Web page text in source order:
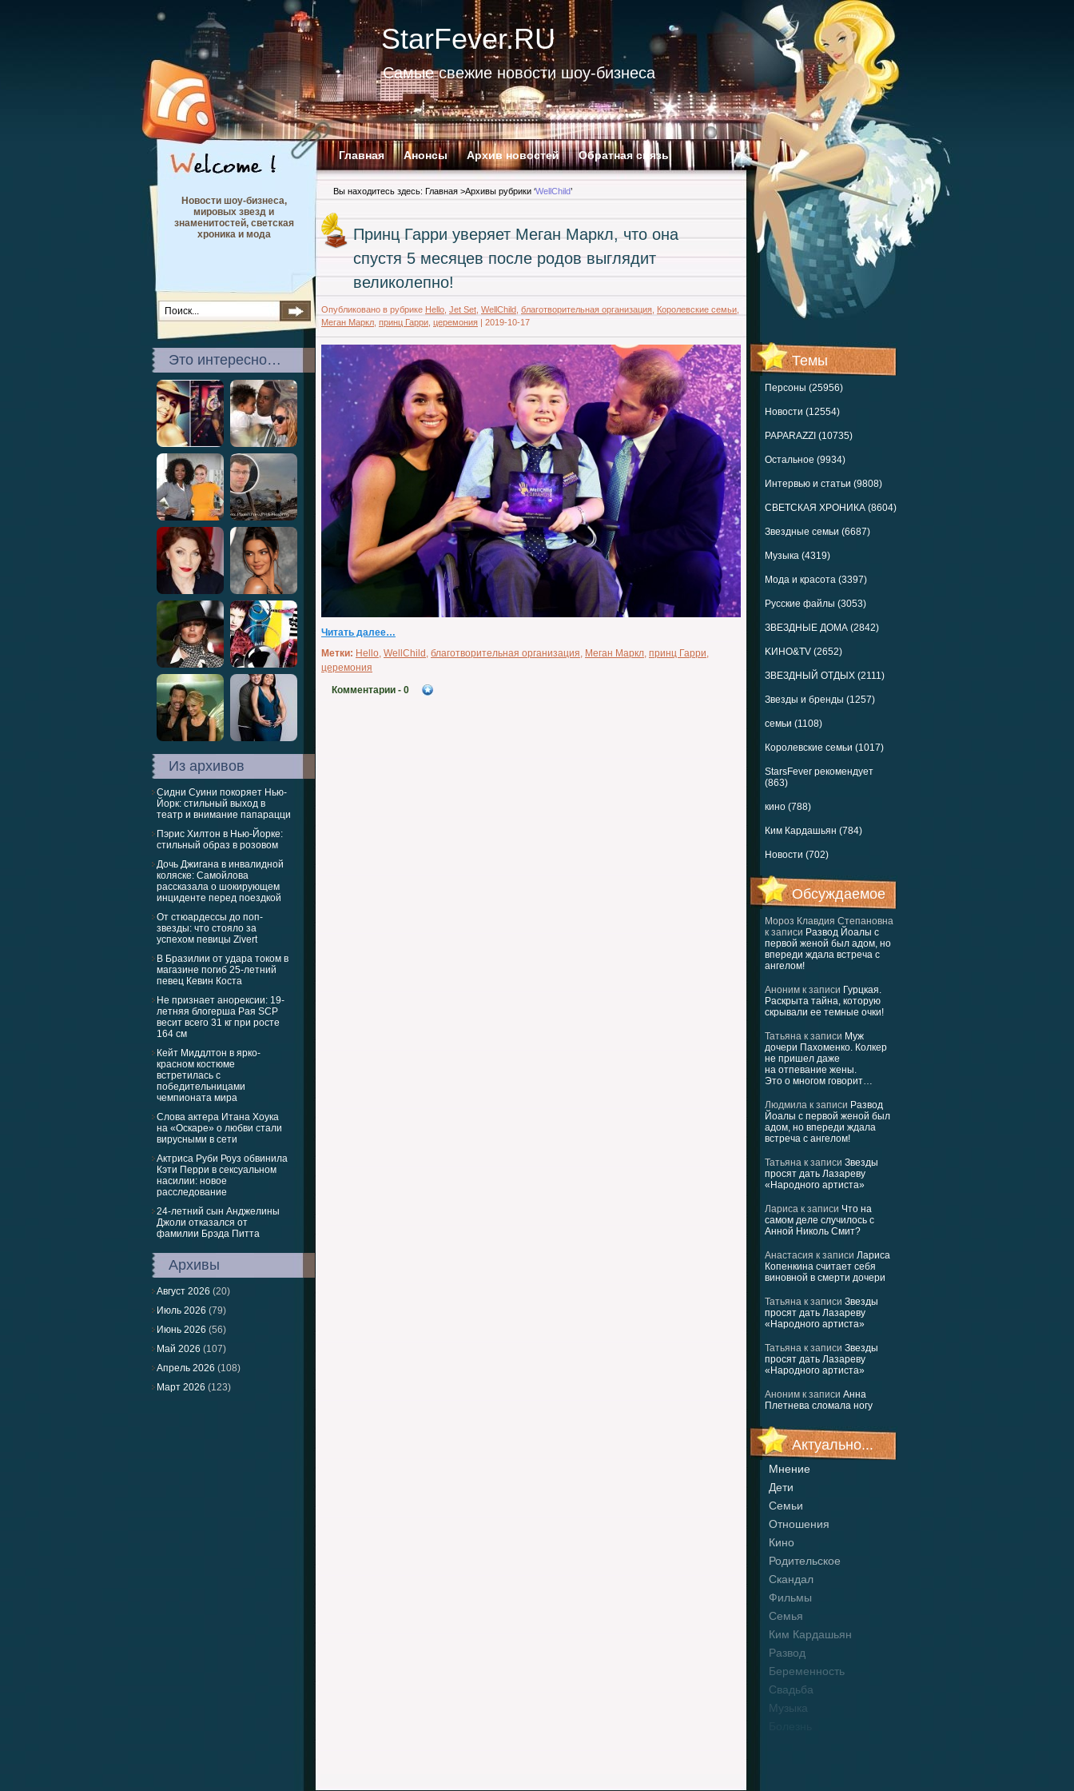
StarFever.RU
Самые свежие новости шоу-бизнеса
Главная Анонсы Архив новостей Обратная связь
Темы
Персоны (25956)
Новости (12554)
PAPARAZZI (10735)
Остальное (9934)
Интервью и статьи (9808)
СВЕТСКАЯ ХРОНИКА (8604)
Звездные семьи (6687)
Музыка (4319)
Мода и красота (3397)
Русские файлы (3053)
ЗВЕЗДНЫЕ ДОМА (2842)
KИНО&TV (2652)
ЗВЕЗДНЫЙ ОТДЫХ (2111)
Звезды и бренды (1257)
семьи (1108)
Королевские семьи (1017)
StarsFever рекомендует
(863)
кино (788)
Ким Кардашьян (784)
Новости (702)
Обсуждаемое
Мороз Клавдия Степановна
к записи Развод Йоалы с
первой женой был адом, но
впереди ждала встреча с
ангелом!
Аноним к записи Гурцкая.
Раскрыта тайна, которую
скрывали ее темные очки!
Татьяна к записи Муж
дочери Пахоменко. Колкер
не пришел даже
на отпевание жены.
Это о многом говорит…
Людмила к записи Развод
Йоалы с первой женой был
адом, но впереди ждала
встреча с ангелом!
Татьяна к записи Звезды
просят дать Лазареву
«Народного артиста»
Лариса к записи Что на
самом деле случилось с
Анной Николь Смит?
Анастасия к записи Лариса
Копенкина считает себя
виновной в смерти дочери
Татьяна к записи Звезды
просят дать Лазареву
«Народного артиста»
Татьяна к записи Звезды
просят дать Лазареву
«Народного артиста»
Аноним к записи Анна
Плетнева сломала ногу
Актуально...
Мнение
Дети
Семьи
Отношения
Кино
Родительское
Скандал
Фильмы
Семья
Ким Кардашьян
Развод
Беременность
Свадьба
Музыка
Новости шоу-бизнеса,
мировых звезд и
знаменитостей, светская
хроника и мода
Это интересно…
Из архивов
Сидни Суини покоряет Нью-
Йорк: стильный выход в
театр и внимание папарацци
Пэрис Хилтон в Нью-Йорке:
стильный образ в розовом
Дочь Джигана в инвалидной
коляске: Самойлова
рассказала о шокирующем
инциденте перед поездкой
От стюардессы до поп-
звезды: что стояло за
успехом певицы Zivert
В Бразилии от удара током в
магазине погиб 25-летний
певец Кевин Коста
Не признает анорексии: 19-
летняя блогерша Рая SCP
весит всего 31 кг при росте
164 см
Кейт Миддлтон в ярко-
красном костюме
встретилась с
победительницами
чемпионата мира
Слова актера Итана Хоука
на «Оскаре» о любви стали
вирусными в сети
Актриса Руби Роуз обвинила
Кэти Перри в сексуальном
насилии: новое
расследование
24-летний сын Анджелины
Джоли отказался от
фамилии Брэда Питта
Архивы
Август 2026 (20)
Июль 2026 (79)
Июнь 2026 (56)
Май 2026 (107)
Апрель 2026 (108)
Март 2026 (123)
Вы находитесь здесь: Главная >Архивы рубрики ‘WellChild’
Принц Гарри уверяет Меган Маркл, что она
спустя 5 месяцев после родов выглядит
великолепно!
Опубликовано в рубрике Hello Jet Set WellChild благотворительная организация Королевские семьи
Меган Маркл принц Гарри церемония | 2019-10-17
Читать далее…
Метки: Hello, WellChild , благотворительная организация, Меган Маркл, принц Гарри,
церемония
Комментарии - 0